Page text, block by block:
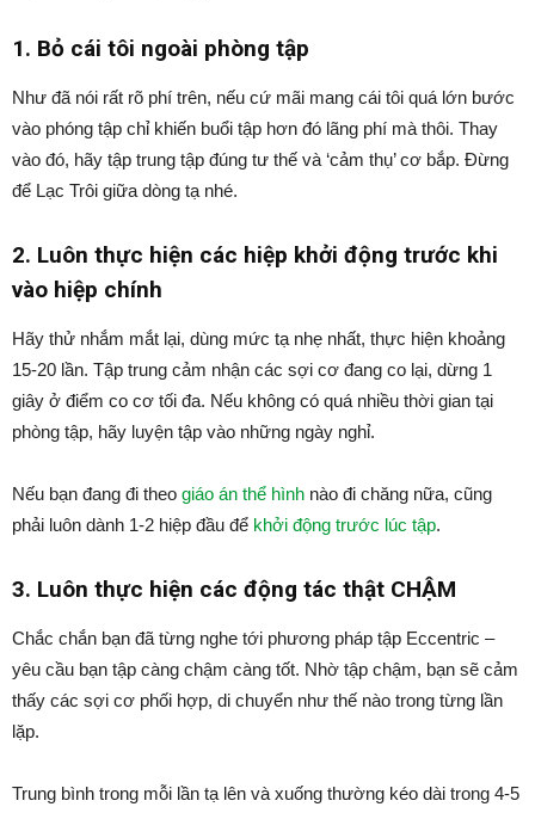
1. Bỏ cái tôi ngoài phòng tập
Như đã nói rất rõ phí trên, nếu cứ mãi mang cái tôi quá lớn bước
vào phóng tập chỉ khiến buổi tập hơn đó lãng phí mà thôi. Thay
vào đó, hãy tập trung tập đúng tư thế và ‘cảm thụ’ cơ bắp. Đừng
để Lạc Trôi giữa dòng tạ nhé.
2. Luôn thực hiện các hiệp khởi động trước khi
vào hiệp chính
Hãy thử nhắm mắt lại, dùng mức tạ nhẹ nhất, thực hiện khoảng
15-20 lần. Tập trung cảm nhận các sợi cơ đang co lại, dừng 1
giây ở điểm co cơ tối đa. Nếu không có quá nhiều thời gian tại
phòng tập, hãy luyện tập vào những ngày nghỉ.
Nếu bạn đang đi theo giáo án thể hình nào đi chăng nữa, cũng
phải luôn dành 1-2 hiệp đầu để khởi động trước lúc tập.
3. Luôn thực hiện các động tác thật CHẬM
Chắc chắn bạn đã từng nghe tới phương pháp tập Eccentric –
yêu cầu bạn tập càng chậm càng tốt. Nhờ tập chậm, bạn sẽ cảm
thấy các sợi cơ phối hợp, di chuyển như thế nào trong từng lần
lặp.
Trung bình trong mỗi lần tạ lên và xuống thường kéo dài trong 4-5